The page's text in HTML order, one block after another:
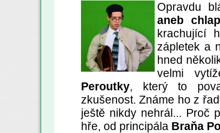
Opravdu
aneb
krachující
zápletek a
hned
velmi
Peroutky, který to
zkušenost.Známe ho z
ještě nikdy nehrál... Proč
hře, od principála Braňa